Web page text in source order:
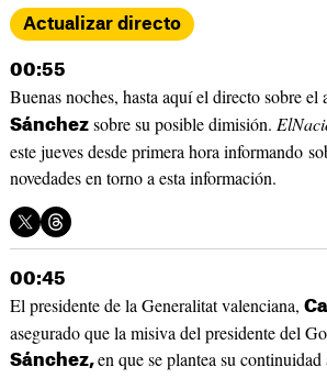
Actualizar directo
00:55
Buenas noches, hasta aquí el directo sobre el
Sánchezsobre su posible dimisión.
este jueves desde primera hora informando
novedades en torno a esta información.
00:45
El presidente de la Generalitat valenciana,
asegurado que la misiva del presidente del
Sánchez,en que se plantea su